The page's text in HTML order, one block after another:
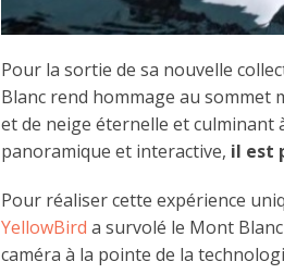
Pour la sortie de sa nouvelle
Blanc rend hommage au sommet
et de neige éternelle et culminant
panoramique et interactive, il est
Pour réaliser cette expérience
YellowBird a survolé le Mont
caméra à la pointe de la